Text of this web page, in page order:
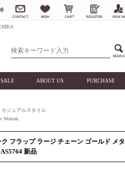
SALE ABOUT US PURCHASE
カジュアルスタイル
Woman
フラップ ラージ チェーン ゴールド メタ
新品